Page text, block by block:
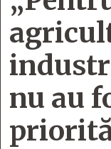
nu au